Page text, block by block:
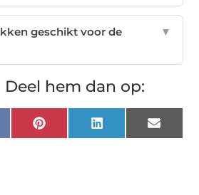
geschikt voor de
▼
hem dan op:
Pinterest LinkedIn Email